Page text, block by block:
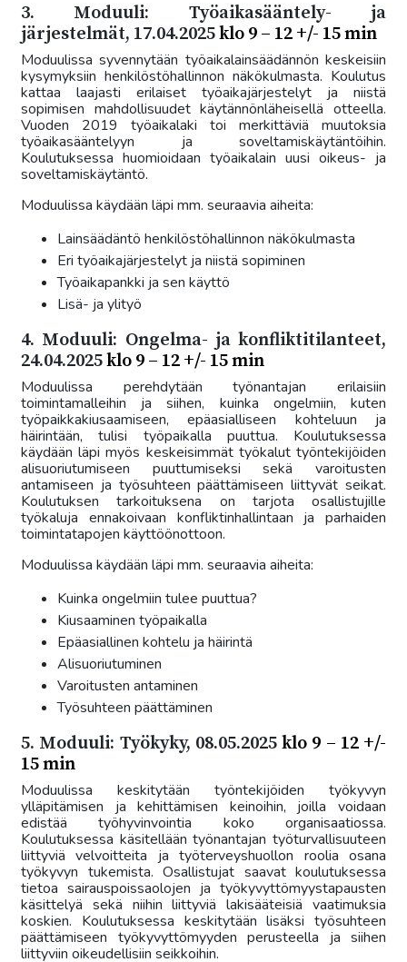
3. Moduuli: Työaikasääntely- ja
järjestelmät, 17.04.2025klo 9 – 12 +/- 15 min
Moduulissa syvennytään työaikalainsäädännön keskeisiin
kysymyksiin henkilöstöhallinnon näkökulmasta. Koulutus
kattaa laajasti erilaiset työaikajärjestelyt ja niistä
sopimisen mahdollisuudet käytännönläheisellä otteella.
Vuoden 2019 työaikalaki toi merkittäviä muutoksia
työaikasääntelyyn ja soveltamiskäytäntöihin.
Koulutuksessa huomioidaan työaikalain uusi oikeus- ja
soveltamiskäytäntö.
Moduulissa käydään läpi mm. seuraavia aiheita:
Lainsäädäntö henkilöstöhallinnon näkökulmasta
Eri työaikajärjestelyt ja niistä sopiminen
Työaikapankki ja sen käyttö
Lisä- ja ylityö
4. Moduuli: Ongelma- ja konfliktitilanteet,
24.04.2025klo 9 – 12 +/- 15 min
Moduulissa perehdytään työnantajan erilaisiin
toimintamalleihin ja siihen, kuinka ongelmiin, kuten
työpaikkakiusaamiseen, epäasialliseen kohteluun ja
häirintään, tulisi työpaikalla puuttua. Koulutuksessa
käydään läpi myös keskeisimmät työkalut työntekijöiden
alisuoriutumiseen puuttumiseksi sekä varoitusten
antamiseen ja työsuhteen päättämiseen liittyvät seikat.
Koulutuksen tarkoituksena on tarjota osallistujille
työkaluja ennakoivaan konfliktinhallintaan ja parhaiden
toimintatapojen käyttöönottoon.
Moduulissa käydään läpi mm. seuraavia aiheita:
Kuinka ongelmiin tulee puuttua?
Kiusaaminen työpaikalla
Epäasiallinen kohtelu ja häirintä
Alisuoriutuminen
Varoitusten antaminen
Työsuhteen päättäminen
5. Moduuli: Työkyky, 08.05.2025 klo 9 – 12 +/-
15 min
Moduulissa keskitytään työntekijöiden työkyvyn
ylläpitämisen ja kehittämisen keinoihin, joilla voidaan
edistää työhyvinvointia koko organisaatiossa.
Koulutuksessa käsitellään työnantajan työturvallisuuteen
liittyviä velvoitteita ja työterveyshuollon roolia osana
työkyvyn tukemista. Osallistujat saavat koulutuksessa
tietoa sairauspoissaolojen ja työkyvyttömyystapausten
käsittelyä sekä niihin liittyviä lakisääteisiä vaatimuksia
koskien. Koulutuksessa keskitytään lisäksi työsuhteen
päättämiseen työkyvyttömyyden perusteella ja siihen
liittyviin oikeudellisiin seikkoihin.